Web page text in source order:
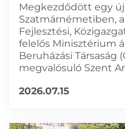
Megkezdődött egy
Szatmárnémetiben,
Fejlesztési,
felelős Minisztérium
Beruházási Társaság
megvalósuló Szent
2026.07.15